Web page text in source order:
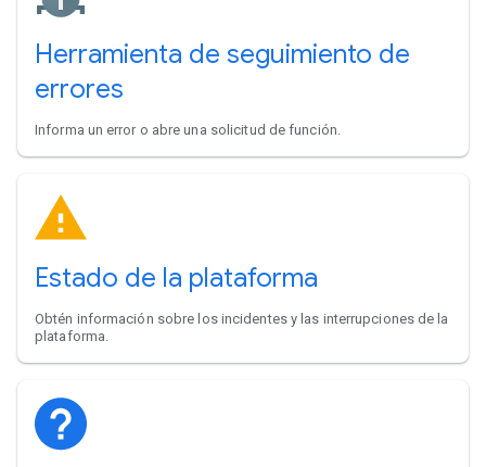
Herramienta de seguimiento de
errores
Informa un error o abre una solicitud de función.
Estado de la plataforma
Obtén información sobre los incidentes y las interrupciones de la
plataforma.